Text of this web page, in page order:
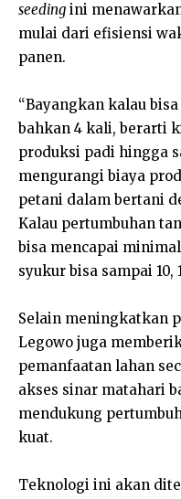
seeding ini
mulai dari efisiensi
panen.
“Bayangkan kalau
bahkan 4 kali, berarti
produksi padi hingga
mengurangi biaya
petani dalam bertani
Kalau pertumbuhan
bisa mencapai
syukur bisa sampai 10,
Selain meningkatkan
Legowo juga
pemanfaatan lahan
akses sinar matahari
mendukung
kuat.
Teknologi ini akan